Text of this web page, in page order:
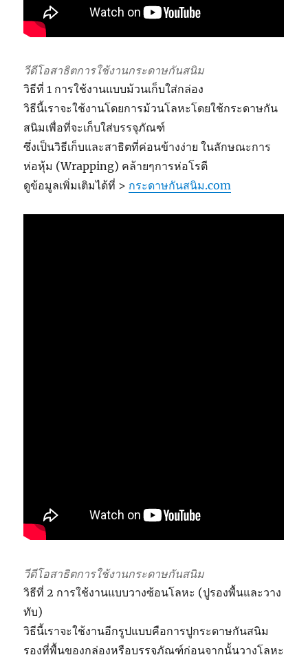
วีดีโอสาธิตการใช้งานกระดาษกันสนิม
วิธีที่ 1 การใช้งานแบบม้วนเก็บใส่กล่อง
วิธีนี้เราจะใช้งานโดยการม้วนโลหะโดยใช้กระดาษกัน
สนิมเพื่อที่จะเก็บใส่บรรจุภัณฑ์
ซึ่งเป็นวิธีเก็บและสาธิตที่ค่อนข้างง่าย ในลักษณะการ
ห่อหุ้ม (Wrapping) คล้ายๆการห่อโรตี
ดูข้อมูลเพิ่มเติมได้ที่ > กระดาษกันสนิม.com
วีดีโอสาธิตการใช้งานกระดาษกันสนิม
วิธีที่ 2 การใช้งานแบบวางซ้อนโลหะ (ปูรองพื้นและวาง
ทับ)
วิธีนี้เราจะใช้งานอีกรูปแบบคือการปูกระดาษกันสนิม
รองที่พื้นของกล่องหรือบรรจุภัณฑ์ก่อนจากนั้นวางโลหะ